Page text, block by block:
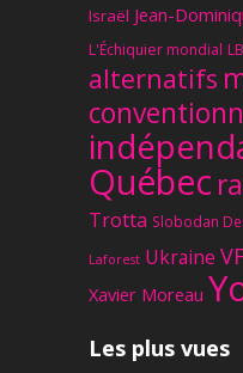
Israël Jean-
L'Échiquier mondial
alternatifs
Québec
Trotta Slobodan
Laforest Ukraine
Xavier Moreau
Les plus vues